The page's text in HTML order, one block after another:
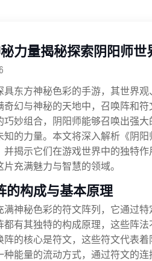
力量揭秘探索阴阳师
具东方神秘色彩的手游，其世界
奇幻与神秘的天地中，召唤阵和
巧妙组合，阴阳师能够召唤出强
知的力量。本文将深入解析《阴
并揭示它们在游戏世界中的独特
充满魅力与智慧的领域。
的构成与基本原理
满神秘色彩的符文阵列，它通过
都有其独特的构成原理，这些阵
阵的核心是符文，这些符文代表
能量的流动方式，通过符文的连